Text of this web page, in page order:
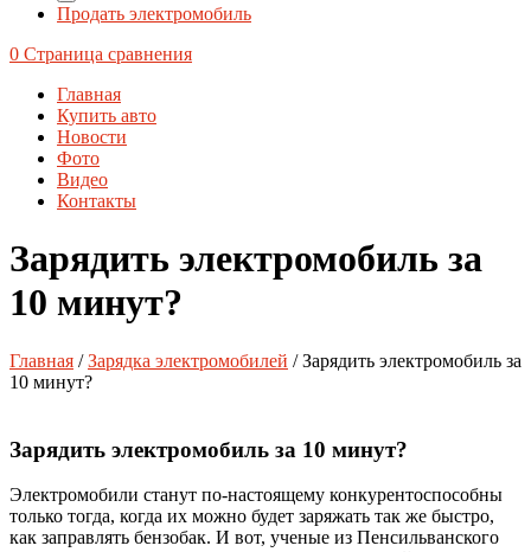
Продать электромобиль
0 Страница сравнения
Главная
Купить авто
Новости
Фото
Видео
Контакты
Зарядить электромобиль за
10 минут?
Главная /Зарядка электромобилей / Зарядить электромобиль за
10 минут?
Зарядить электромобиль за 10 минут?
Электромобили станут по-настоящему конкурентоспособны
только тогда, когда их можно будет заряжать так же быстро,
как заправлять бензобак. И вот, ученые из Пенсильванского